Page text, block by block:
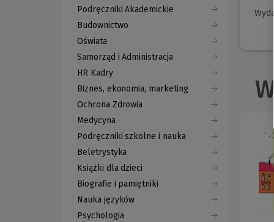
Podręczniki Akademickie
Budownictwo
Oświata
Samorząd i Administracja
HR Kadry
Biznes, ekonomia, marketing
Ochrona Zdrowia
Medycyna
Podręczniki szkolne i nauka
Beletrystyka
Książki dla dzieci
Biografie i pamiętniki
Nauka języków
Psychologia